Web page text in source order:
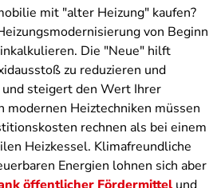
mit "alter Heizung" kaufen?
von Beginn
Die "Neue" hilft
zu reduzieren und
und steigert den Wert Ihrer
modernen Heiztechniken müssen
rechnen als bei einem
Heizkessel. Klimafreundliche
Energien lohnen sich aber